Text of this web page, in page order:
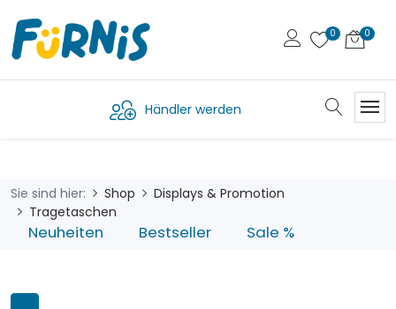
Händler werden
Sie sind hier: Shop
Displays & Promotion
Tragetaschen
Neuheiten Bestseller Sale %